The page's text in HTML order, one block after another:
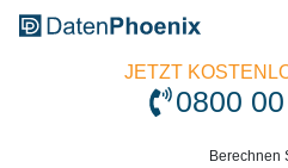
JETZT
0800
Berechnen